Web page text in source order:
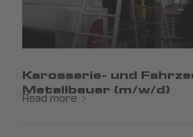
Karosserie- und
Metallbauer (m/w/d)
Read more